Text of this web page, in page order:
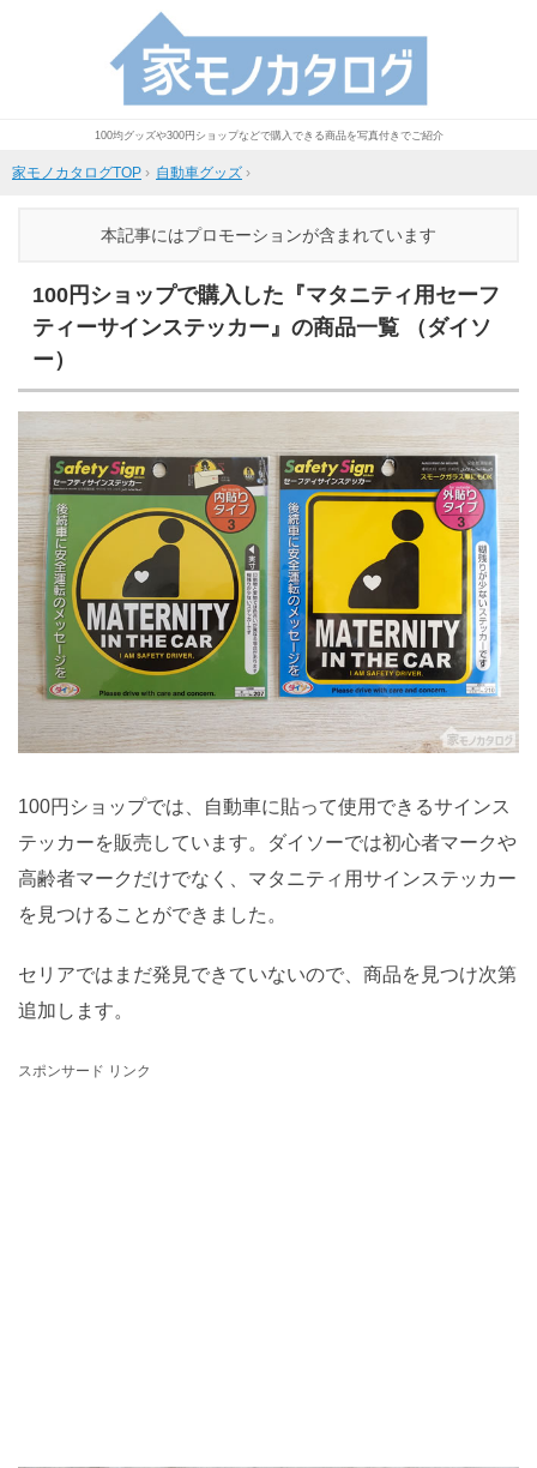
100均グッズや300円ショップなどで購入できる商品を写真付きでご紹介
家モノカタログTOP › 自動車グッズ ›
本記事にはプロモーションが含まれています
100円ショップで購入した『マタニティ用セーフ
ティーサインステッカー』の商品一覧 （ダイソ
ー）
100円ショップでは、自動車に貼って使用できるサインス
テッカーを販売しています。ダイソーでは初心者マークや
高齢者マークだけでなく、マタニティ用サインステッカー
を見つけることができました。
セリアではまだ発見できていないので、商品を見つけ次第
追加します。
スポンサード リンク